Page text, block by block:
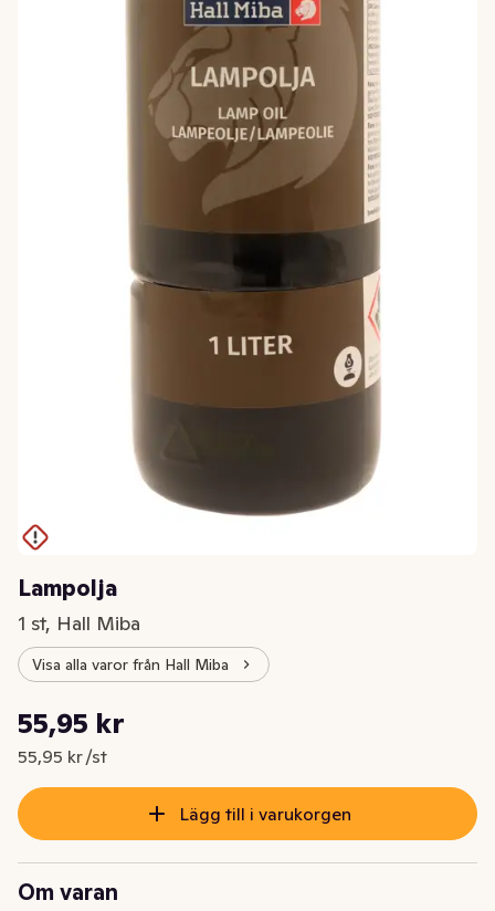
Lampolja
1 st, Hall Miba
Visa alla varor från Hall Miba
Nuvarande pris är: 55,95 kr
55,95 kr
55,95 kr /st
Styckpris: 55,95 kr /st
Lägg till i varukorgen
Om varan